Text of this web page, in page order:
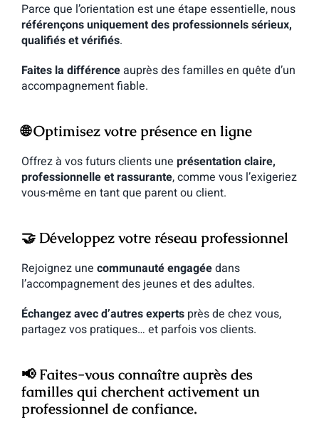
Parce que l’orientation est une étape essentielle, nous
référençons uniquement des professionnels sérieux,
qualifiés et vérifiés.
Faites la différenceauprès des familles en quête d’un
accompagnement fiable.
🌐Optimisez votre présence en ligne
Offrez à vos futurs clients une présentation claire,
professionnelle et rassurante, comme vous l’exigeriez
vous-même en tant que parent ou client.
🤝 Développez votre réseau professionnel
Rejoignez une communauté engagéedans
l’accompagnement des jeunes et des adultes.
Échangez avec d’autres expertsprès de chez vous,
partagez vos pratiques… et parfois vos clients.
📢Faites-vous connaître auprès des
familles qui cherchent activement un
professionnel de confiance.